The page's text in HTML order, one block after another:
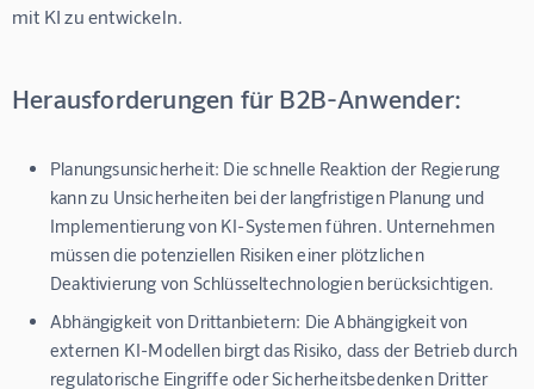
mit KI zu entwickeln.
Herausforderungen für B2B-Anwender:
Planungsunsicherheit: Die schnelle Reaktion der Regierung
kann zu Unsicherheiten bei der langfristigen Planung und
Implementierung von KI-Systemen führen. Unternehmen
müssen die potenziellen Risiken einer plötzlichen
Deaktivierung von Schlüsseltechnologien berücksichtigen.
Abhängigkeit von Drittanbietern: Die Abhängigkeit von
externen KI-Modellen birgt das Risiko, dass der Betrieb durch
regulatorische Eingriffe oder Sicherheitsbedenken Dritter